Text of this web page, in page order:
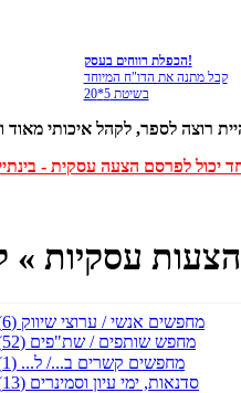
הכפלת רווחים בעסק!
קבל מתנה את הדו"ח המיוחד
בשיטת 5*20
הצעות עסקיות »
מחפשים אנשי / ערוצי שיווק (6)
מחפש שותפים / שת"פים (52)
מחפשים קשרים ב.../ ל... (1)
סדנאות, ימי עיון וסמינרים (13)